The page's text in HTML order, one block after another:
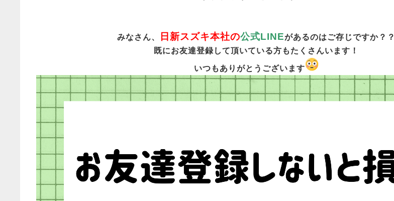
みなさん、 日新スズキ本社の公式LINEがあるのはご存じですか？？
既にお友達登録して頂いている方もたくさんいます！
いつもありがとうございます